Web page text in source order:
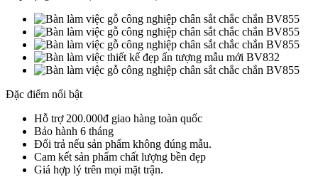
Đặc điểm nổi bật
Hỗ trợ 200.000đ giao hàng toàn quốc
Bảo hành 6 tháng
Đổi trả nếu sản phẩm không đúng mẫu.
Cam kết sản phẩm chất lượng bền đẹp
Giá hợp lý trên mọi mặt trận.